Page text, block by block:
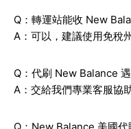
Q：轉運站能收 New
A：可以，建議使用免稅
Q：代刷 New Balance
A：交給我們專業客服協